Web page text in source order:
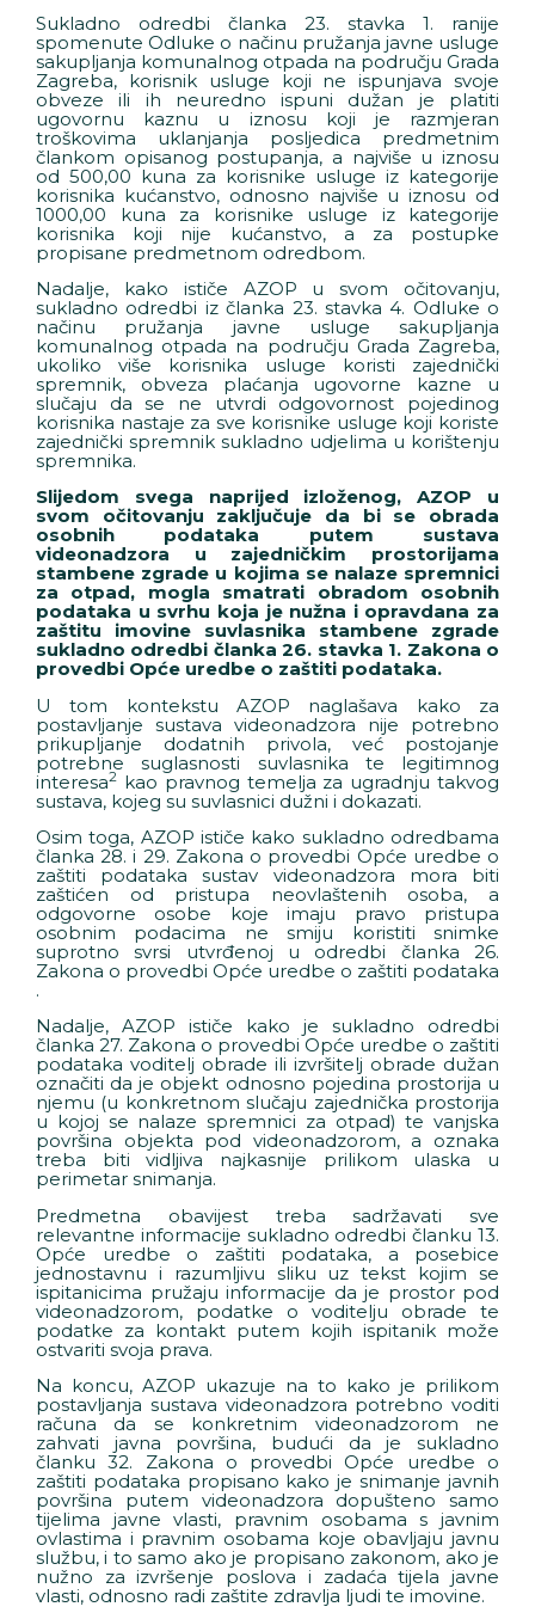
Sukladno odredbi članka 23. stavka 1. ranije
spomenute Odluke o načinu pružanja javne usluge
sakupljanja komunalnog otpada na području Grada
Zagreba, korisnik usluge koji ne ispunjava svoje
obveze ili ih neuredno ispuni dužan je platiti
ugovornu kaznu u iznosu koji je razmjeran
troškovima uklanjanja posljedica predmetnim
člankom opisanog postupanja, a najviše u iznosu
od 500,00 kuna za korisnike usluge iz kategorije
korisnika kućanstvo, odnosno najviše u iznosu od
1000,00 kuna za korisnike usluge iz kategorije
korisnika koji nije kućanstvo, a za postupke
propisane predmetnom odredbom.
Nadalje, kako ističe AZOP u svom očitovanju,
sukladno odredbi iz članka 23. stavka 4. Odluke o
načinu pružanja javne usluge sakupljanja
komunalnog otpada na području Grada Zagreba,
ukoliko više korisnika usluge koristi zajednički
spremnik, obveza plaćanja ugovorne kazne u
slučaju da se ne utvrdi odgovornost pojedinog
korisnika nastaje za sve korisnike usluge koji koriste
zajednički spremnik sukladno udjelima u korištenju
spremnika.
Slijedom svega naprijed izloženog, AZOP u
svom očitovanju zaključuje da bi se obrada
osobnih podataka putem sustava
videonadzora u zajedničkim prostorijama
stambene zgrade u kojima se nalaze spremnici
za otpad, mogla smatrati obradom osobnih
podataka u svrhu koja je nužna i opravdana za
zaštitu imovine suvlasnika stambene zgrade
sukladno odredbi članka 26. stavka 1. Zakona o
provedbi Opće uredbe o zaštiti podataka.
U tom kontekstu AZOP naglašava kako za
postavljanje sustava videonadzora nije potrebno
prikupljanje dodatnih privola, već postojanje
potrebne suglasnosti suvlasnika te legitimnog
interesa2 kao pravnog temelja za ugradnju takvog
sustava, kojeg su suvlasnici dužni i dokazati.
Osim toga, AZOP ističe kako sukladno odredbama
članka 28. i 29. Zakona o provedbi Opće uredbe o
zaštiti podataka sustav videonadzora mora biti
zaštićen od pristupa neovlaštenih osoba, a
odgovorne osobe koje imaju pravo pristupa
osobnim podacima ne smiju koristiti snimke
suprotno svrsi utvrđenoj u odredbi članka 26.
Zakona o provedbi Opće uredbe o zaštiti podataka
.
Nadalje, AZOP ističe kako je sukladno odredbi
članka 27. Zakona o provedbi Opće uredbe o zaštiti
podataka voditelj obrade ili izvršitelj obrade dužan
označiti da je objekt odnosno pojedina prostorija u
njemu (u konkretnom slučaju zajednička prostorija
u kojoj se nalaze spremnici za otpad) te vanjska
površina objekta pod videonadzorom, a oznaka
treba biti vidljiva najkasnije prilikom ulaska u
perimetar snimanja.
Predmetna obavijest treba sadržavati sve
relevantne informacije sukladno odredbi članku 13.
Opće uredbe o zaštiti podataka, a posebice
jednostavnu i razumljivu sliku uz tekst kojim se
ispitanicima pružaju informacije da je prostor pod
videonadzorom, podatke o voditelju obrade te
podatke za kontakt putem kojih ispitanik može
ostvariti svoja prava.
Na koncu, AZOP ukazuje na to kako je prilikom
postavljanja sustava videonadzora potrebno voditi
računa da se konkretnim videonadzorom ne
zahvati javna površina, budući da je sukladno
članku 32. Zakona o provedbi Opće uredbe o
zaštiti podataka propisano kako je snimanje javnih
površina putem videonadzora dopušteno samo
tijelima javne vlasti, pravnim osobama s javnim
ovlastima i pravnim osobama koje obavljaju javnu
službu, i to samo ako je propisano zakonom, ako je
nužno za izvršenje poslova i zadaća tijela javne
vlasti, odnosno radi zaštite zdravlja ljudi te imovine.